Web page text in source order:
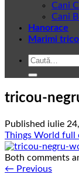
Cani
Cani
Hanorace
Marimi
Caută
tricou-
Published iulie
Things World full
Both comments
← Previous